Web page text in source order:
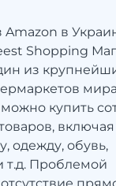
Amazon в
Shopping
из
купить
включая
одежду, обувь,
т.д. Проблемой